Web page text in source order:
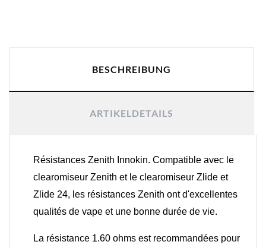
BESCHREIBUNG
ARTIKELDETAILS
Résistances Zenith Innokin. Compatible avec le
clearomiseur Zenith et le clearomiseur Zlide et
Zlide 24, les résistances Zenith ont d'excellentes
qualités de vape et une bonne durée de vie.
La résistance 1.60 ohms est recommandées pour